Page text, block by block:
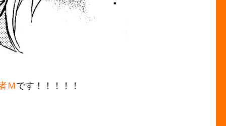
Ｍ です！！！！！